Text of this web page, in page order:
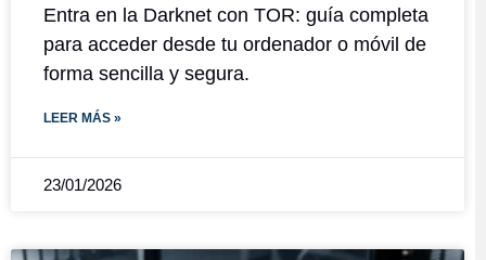
Entra en la Darknet con TOR: guía completa
para acceder desde tu ordenador o móvil de
forma sencilla y segura.
LEER MÁS »
23/01/2026